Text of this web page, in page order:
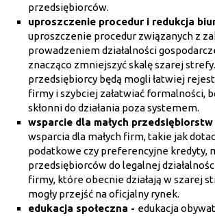
przedsiębiorców.
uproszczenie procedur i redukcja
uproszczenie procedur związanych z
prowadzeniem działalności
znacząco zmniejszyć skalę szarej
przedsiębiorcy będą mogli łatwiej
firmy i szybciej załatwiać formalności,
skłonni do działania poza systemem.
wsparcie dla małych przedsiębiorstw
wsparcia dla małych firm, takie jak
podatkowe czy preferencyjne kredyty,
przedsiębiorców do legalnej
firmy, które obecnie działają w szarej
mogły przejść na oficjalny rynek.
edukacja społeczna - edukacja